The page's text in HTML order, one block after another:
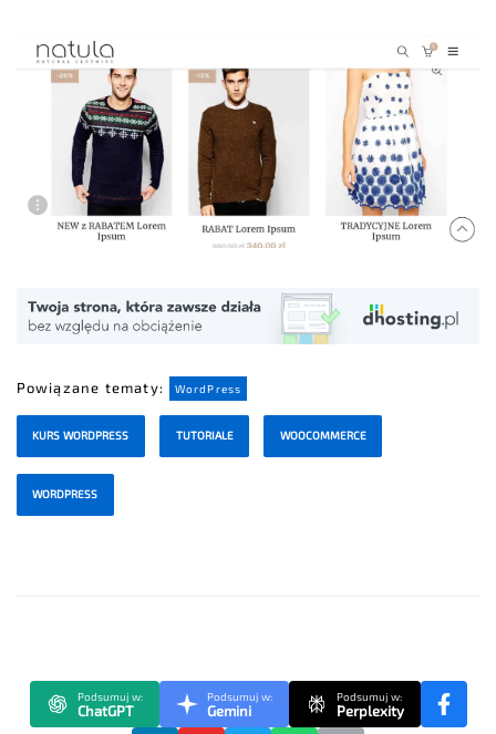
Powiązane tematy: WordPress
KURS WORDPRESS TUTORIALE WOOCOMMERCE
WORDPRESS
Podsumuj w:
ChatGPT
Podsumuj w:
Gemini
Podsumuj w:
Perplexity